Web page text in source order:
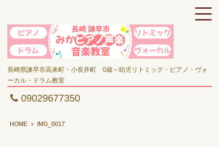
長崎県諫早市高来町・小長井町 0歳～幼児リトミック・ピアノ・ヴォ
ーカル・ドラム教室
09029677350
HOME IMG_0017